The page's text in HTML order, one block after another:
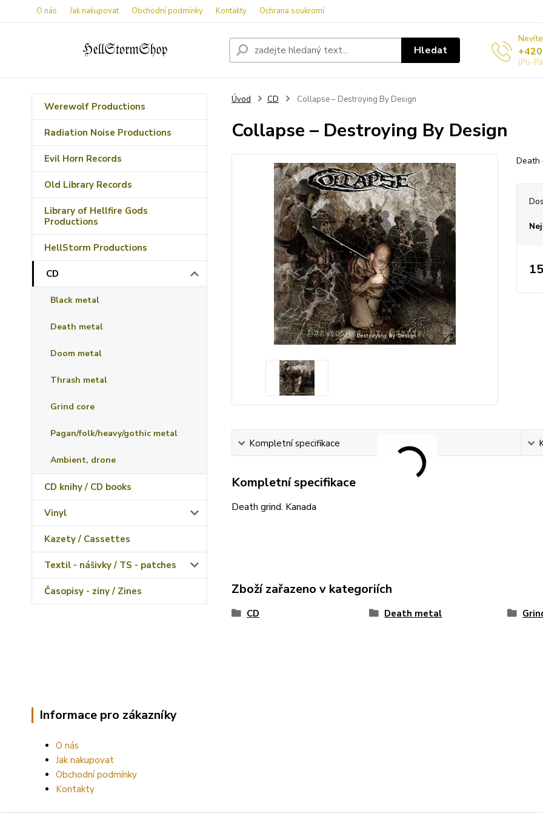
O nás Jak nakupovat Obchodní podmínky Kontakty Ochrana soukromí
Hledat
(Po-
Werewolf Productions
Radiation Noise Productions
Evil Horn Records
Old Library Records
Library of Hellfire Gods
Productions
HellStorm Productions
CD
Black metal
Death metal
Doom metal
Thrash metal
Grind core
Pagan/folk/heavy/gothic metal
Ambient, drone
CD knihy / CD books
Vinyl
Kazety / Cassettes
Textil - nášivky / TS - patches
Časopisy - ziny / Zines
Úvod CD Collapse – Destroying By Design
Collapse – Destroying By Design
Death
Kompletní specifikace
Kompletní specifikace
Death grind. Kanada
Zboží zařazeno v kategoriích
CD Death metal
Informace pro zákazníky
O nás
Jak nakupovat
Obchodní podmínky
Kontakty